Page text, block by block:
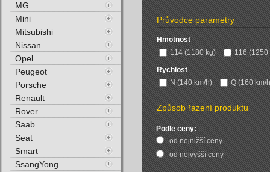
Průvodce parametry
Hmotnost
114 (1180 kg)
116 (1250
Rychlost
N (140 km/h)
Q (160 km/
Způsob řazení produktu
Podle ceny:
od nejnižší ceny
od nejvyšší ceny
MG
Mini
Mitsubishi
Nissan
Opel
Peugeot
Porsche
Renault
Rover
Saab
Seat
Smart
SsangYong